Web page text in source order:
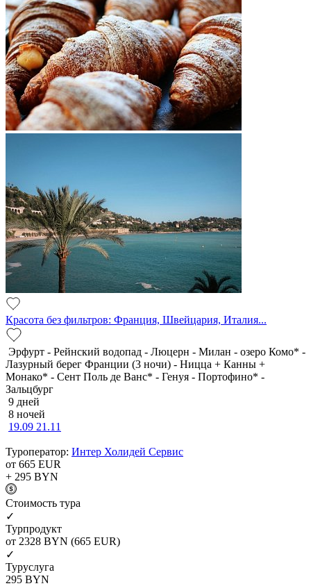
Красота без фильтров: Франция, Швейцария, Италия...
Эрфурт - Рейнский водопад - Люцерн - Милан - озеро Комо* -
Лазурный берег Франции (3 ночи) - Ницца + Канны +
Монако* - Сент Поль де Ванс* - Генуя - Портофино* -
Зальцбург
9 дней
8 ночей
19.09 21.11
Туроператор: Интер Холидей Сервис
от 665 EUR
+ 295 BYN
Cтоимость тура
✓
Турпродукт
от 2328 BYN (665 EUR)
✓
Туруслуга
295 BYN